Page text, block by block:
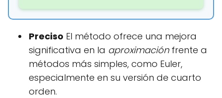
Preciso El método ofrece una mejora
significativa en la aproximaciónfrente a
métodos más simples, como Euler,
especialmente en su versión de cuarto
orden.